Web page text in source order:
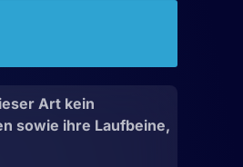
Art kein
sowie ihre Laufbeine,